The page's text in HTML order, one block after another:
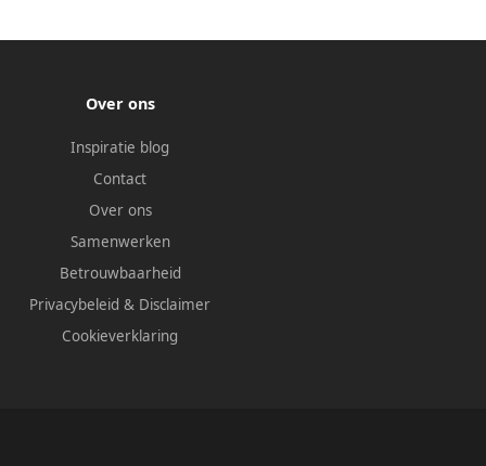
Over ons
Inspiratie blog
Contact
Over ons
Samenwerken
Betrouwbaarheid
Privacybeleid & Disclaimer
Cookieverklaring